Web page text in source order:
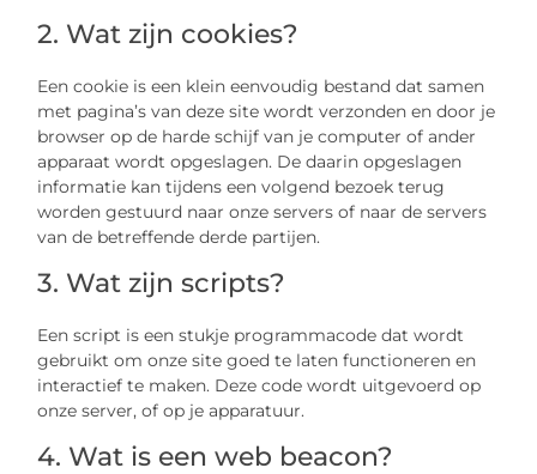
2. Wat zijn cookies?
Een cookie is een klein eenvoudig bestand dat samen
met pagina’s van deze site wordt verzonden en door je
browser op de harde schijf van je computer of ander
apparaat wordt opgeslagen. De daarin opgeslagen
informatie kan tijdens een volgend bezoek terug
worden gestuurd naar onze servers of naar de servers
van de betreffende derde partijen.
3. Wat zijn scripts?
Een script is een stukje programmacode dat wordt
gebruikt om onze site goed te laten functioneren en
interactief te maken. Deze code wordt uitgevoerd op
onze server, of op je apparatuur.
4. Wat is een web beacon?